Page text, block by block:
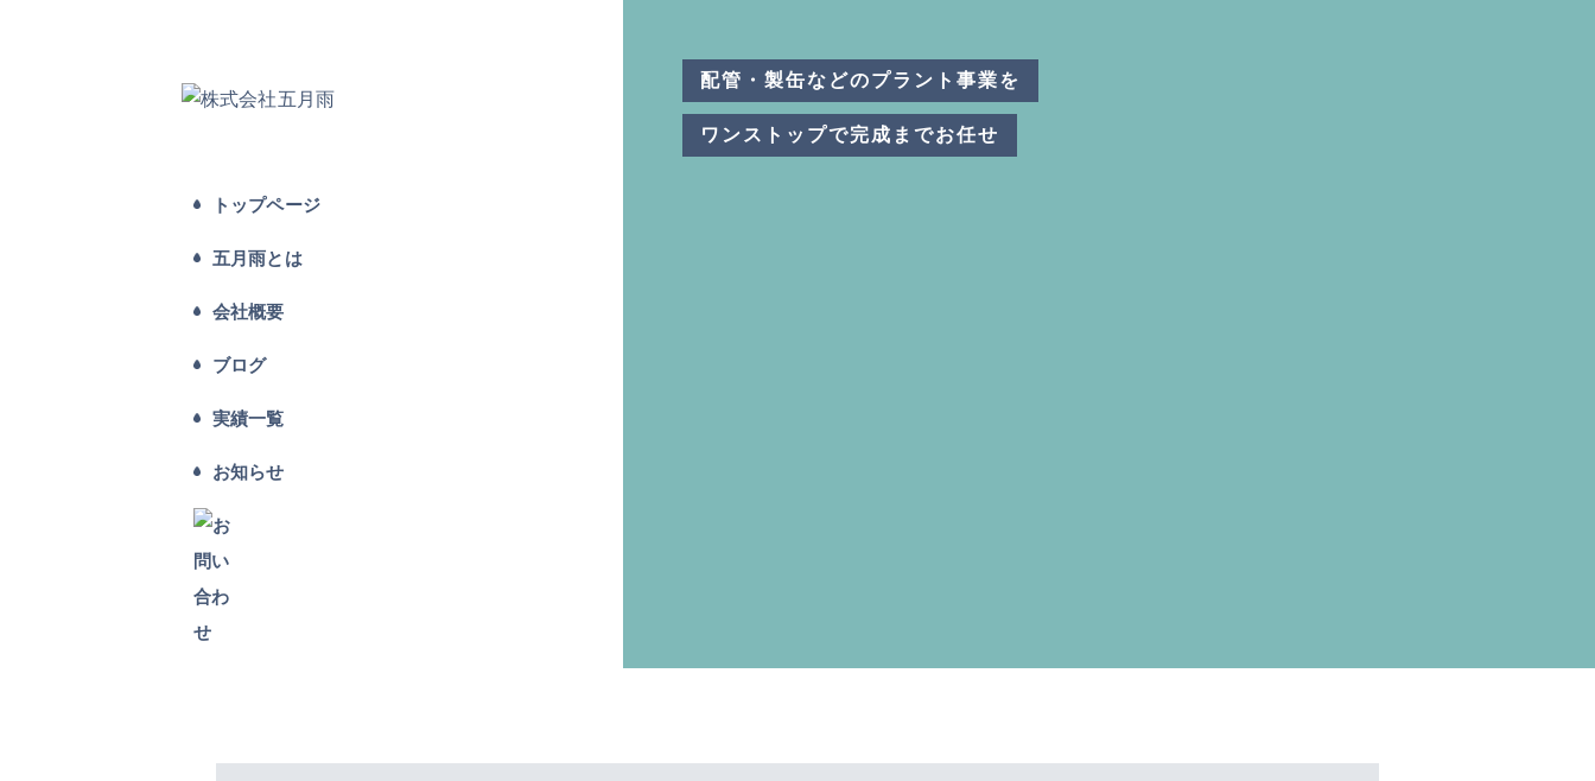
トップページ
五月雨とは
会社概要
ブログ
実績一覧
お知らせ
配管・製缶などのプラント事業を
ワンストップで完成までお任せ